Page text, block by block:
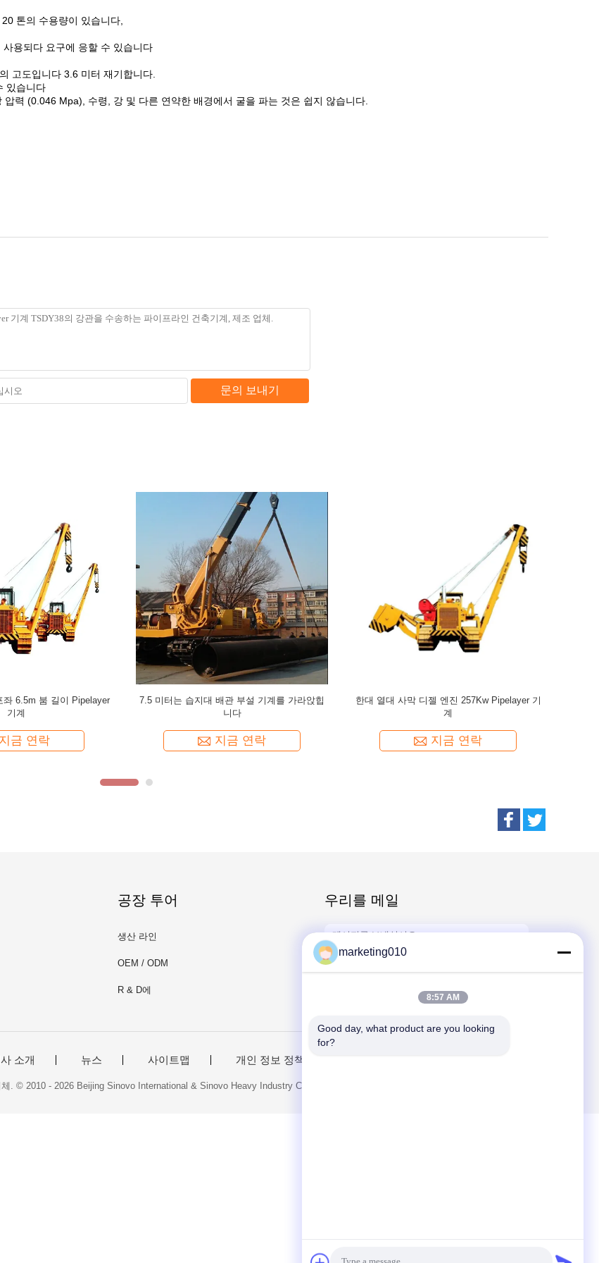
톤의 수용량이 있습니다,
용되다 요구에 응할 수 있습니다
고도입니다 3.6 미터 재기합니다.
있습니다
력 (0.046 Mpa),
수령, 강 및 다른 연약한 배경에서 굴을 파는 것은 쉽지 않습니다.
문의 보내기
Pipelayer/상승 관을 가진
쇠를 분해합니다
지금 연락
공장 투어
생산 라인
OEM / ODM
R & D에
우리를 메일
소개 뉴스 사이트맵 개인 정보 정책
. © 2010 - 2026 Beijing Sinovo International & Sinovo Heavy Industry Co.Ltd.. All Rights Reserved.
marketing010
8:57 AM
Good day, what product are you looking
for?